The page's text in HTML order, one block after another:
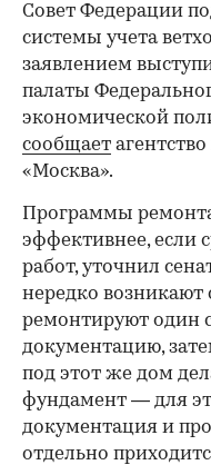
Совет Федерации
системы учета
заявлением
палаты
экономической
сообщает
«Москва».
Программы
эффективнее, если
работ, уточнил
нередко возникают
ремонтируют один
документацию,
под этот же дом
фундамент — для
документация и
отдельно